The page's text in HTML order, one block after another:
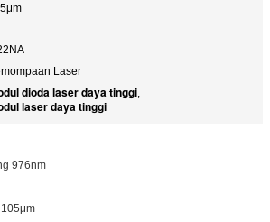
Laser
dioda laser daya tinggi,
laser daya tinggi
976nm